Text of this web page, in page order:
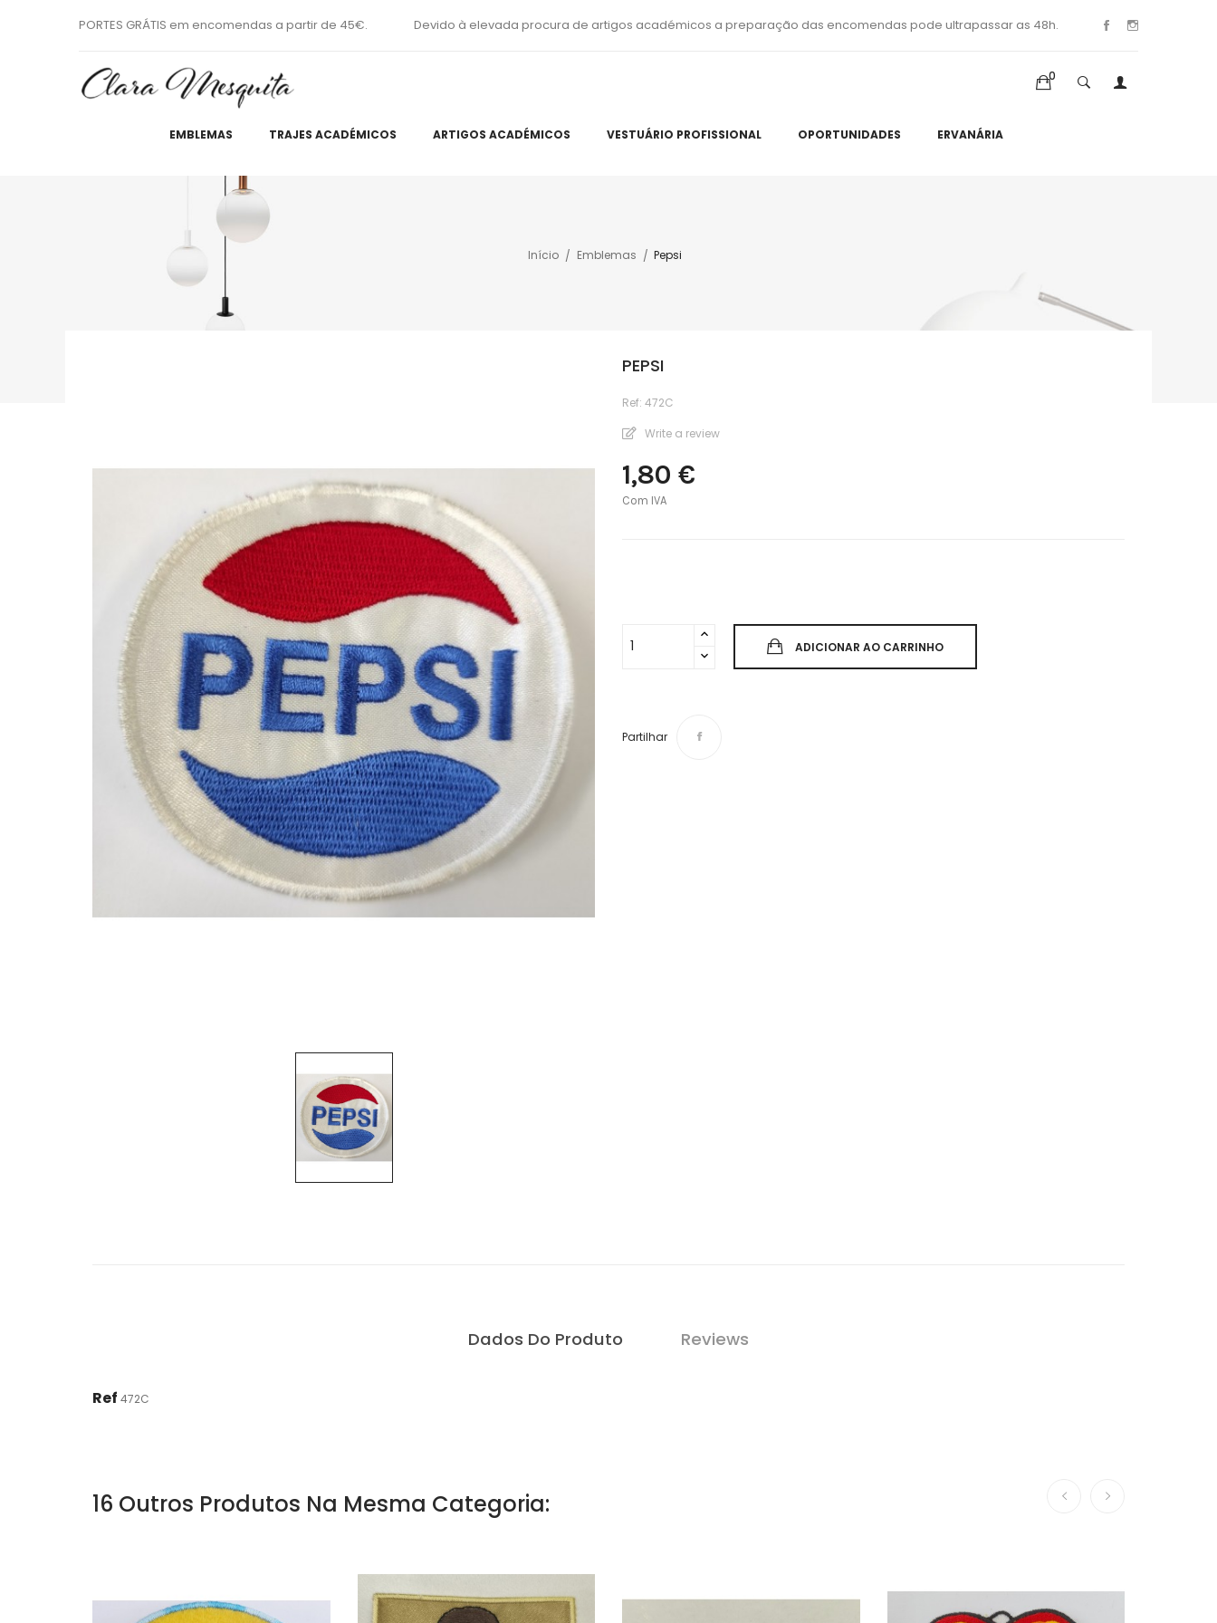
PORTES GRÁTIS em encomendas a partir de 45€. Devido à elevada procura de artigos académicos a preparação das encomendas pode ultrapassar as 48h.
0
EMBLEMAS TRAJES ACADÉMICOS ARTIGOS ACADÉMICOS VESTUÁRIO PROFISSIONAL OPORTUNIDADES ERVANÁRIA
Início Emblemas Pepsi
PEPSI
Ref: 472C
Write a review
1,80 €
Com IVA
ADICIONAR AO CARRINHO
Partilhar
Dados Do Produto Reviews
Ref 472C
16 Outros Produtos Na Mesma Categoria: